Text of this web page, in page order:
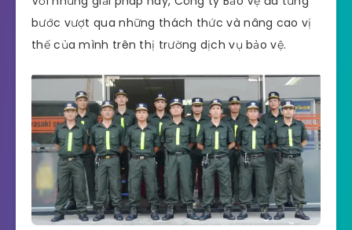
bước vượt qua những thách thức và nâng cao vị
thế của mình trên thị trường dịch vụ bảo vệ.